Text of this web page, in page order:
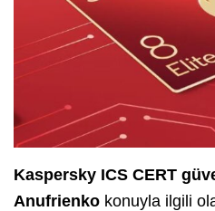
Kaspersky ICS CERT
Anufrienko konuyla ilgili